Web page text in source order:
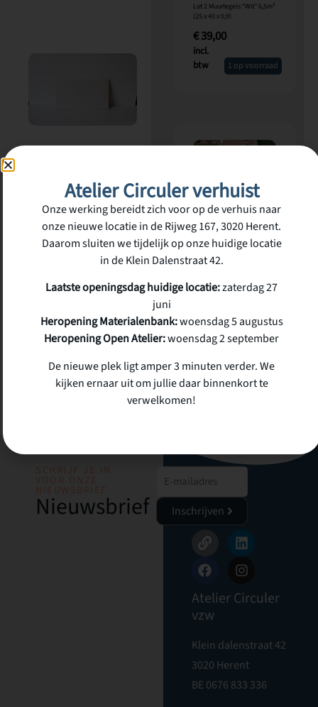
Lot 2 Muurtegels “Wit” 6,5m²
(25 x 40 x 0,9)
€39,00
incl.
btw
1 op voorraad
Kastanje buitenplanken
€14,00
incl.
btw
12 op voorraad
SCHRIJF JE IN
VOOR ONZE
NIEUWSBRIEF
Nieuwsbrief Inschrijven
Atelier Circuler
vzw
Klein dalenstraat 42
3020 Herent
BE 0676 833 336
Atelier Circuler verhuist
Onze werking bereidt zich voor op de verhuis naar
onze nieuwe locatie in de Rijweg 167, 3020 Herent.
Daarom sluiten we tijdelijk op onze huidige locatie
in de Klein Dalenstraat 42.
Laatste openingsdag huidige locatie:zaterdag 27
juni
Heropening Materialenbank:woensdag 5 augustus
Heropening Open Atelier:woensdag 2 september
De nieuwe plek ligt amper 3 minuten verder. We
kijken ernaar uit om jullie daar binnenkort te
verwelkomen!